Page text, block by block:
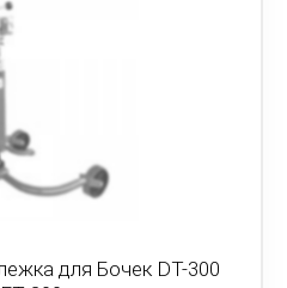
для Бочек DT-300